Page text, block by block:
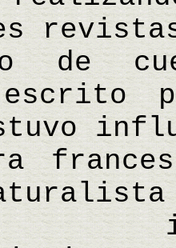
de
escrito